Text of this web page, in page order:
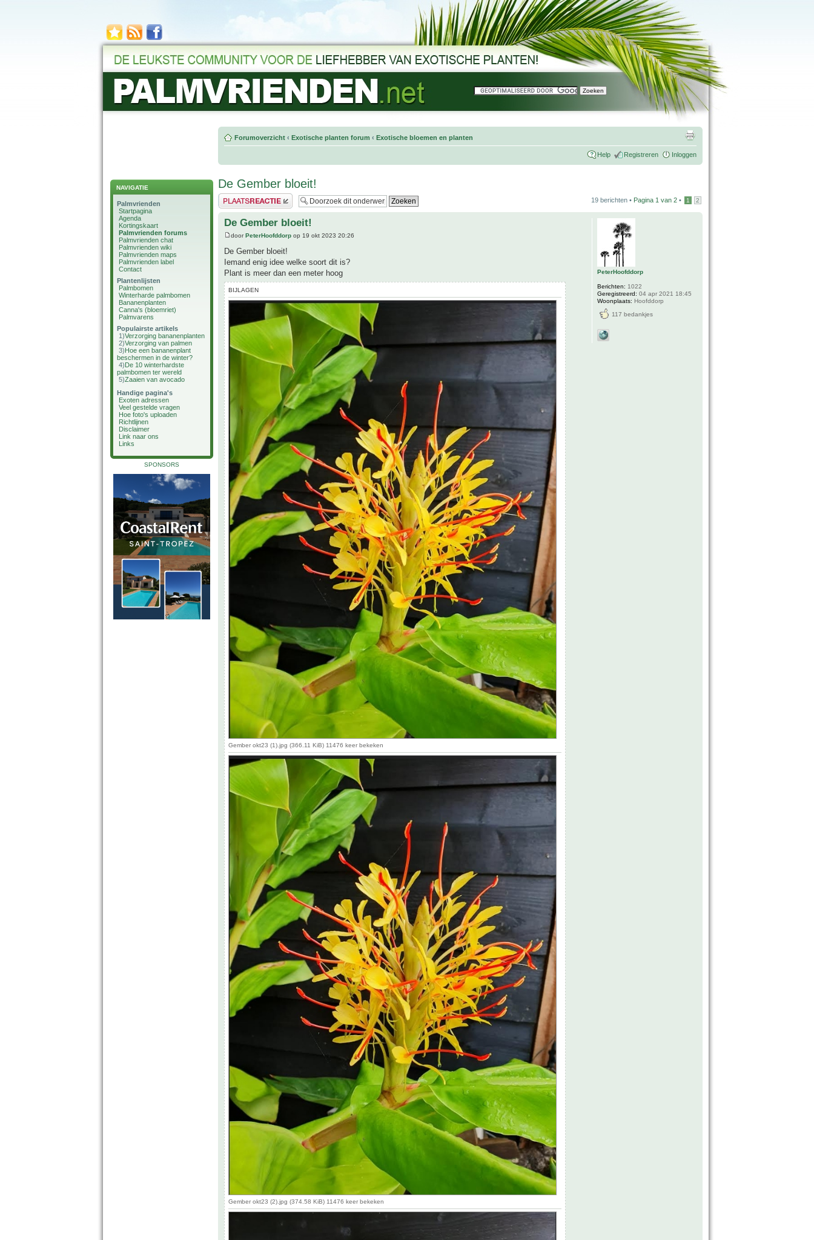
NAVIGATIE
Palmvrienden
Startpagina
Agenda
Kortingskaart
Palmvrienden forums
Palmvrienden chat
Palmvrienden wiki
Palmvrienden maps
Palmvrienden label
Contact
Plantenlijsten
Palmbomen
Winterharde palmbomen
Bananenplanten
Canna's (bloemriet)
Palmvarens
Populairste artikels
1)Verzorging bananenplanten
2)Verzorging van palmen
3)Hoe een bananenplant
beschermen in de winter?
4)De 10 winterhardste
palmbomen ter wereld
5)Zaaien van avocado
Handige pagina's
Exoten adressen
Veel gestelde vragen
Hoe foto's uploaden
Richtlijnen
Disclaimer
Link naar ons
Links
SPONSORS
Forumoverzicht ‹ Exotische planten forum ‹ Exotische bloemen en planten
Help Registreren Inloggen
De Gember bloeit!
Plaats een reactie 19 berichten • Pagina 1 van 2 • 1 2
De Gember bloeit!
doorPeterHoofddorp op 19 okt 2023 20:26
De Gember bloeit!
Iemand enig idee welke soort dit is?
Plant is meer dan een meter hoog
BIJLAGEN
Gember okt23 (1).jpg (366.11 KiB) 11476 keer bekeken
Gember okt23 (2).jpg (374.58 KiB) 11476 keer bekeken
PeterHoofddorp
Berichten: 1022
Geregistreerd: 04 apr 2021 18:45
Woonplaats: Hoofddorp
117 bedankjes